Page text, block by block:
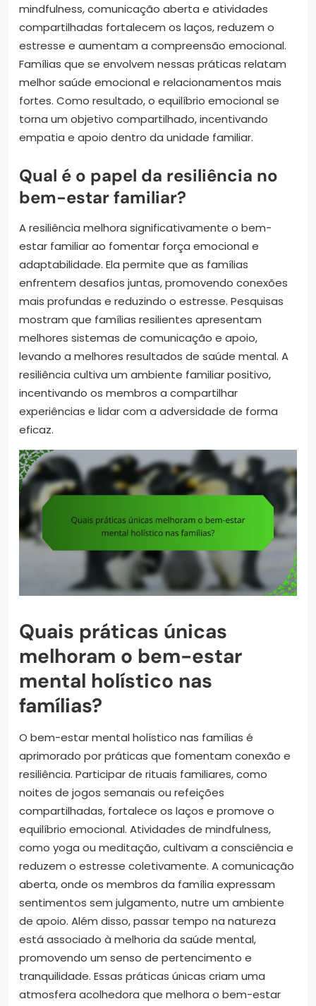
mindfulness, comunicação aberta e atividades
compartilhadas fortalecem os laços, reduzem o
estresse e aumentam a compreensão emocional.
Famílias que se envolvem nessas práticas relatam
melhor saúde emocional e relacionamentos mais
fortes. Como resultado, o equilíbrio emocional se
torna um objetivo compartilhado, incentivando
empatia e apoio dentro da unidade familiar.
Qual é o papel da resiliência no
bem-estar familiar?
A resiliência melhora significativamente o bem-
estar familiar ao fomentar força emocional e
adaptabilidade. Ela permite que as famílias
enfrentem desafios juntas, promovendo conexões
mais profundas e reduzindo o estresse. Pesquisas
mostram que famílias resilientes apresentam
melhores sistemas de comunicação e apoio,
levando a melhores resultados de saúde mental. A
resiliência cultiva um ambiente familiar positivo,
incentivando os membros a compartilhar
experiências e lidar com a adversidade de forma
eficaz.
Quais práticas únicas
melhoram o bem-estar
mental holístico nas
famílias?
O bem-estar mental holístico nas famílias é
aprimorado por práticas que fomentam conexão e
resiliência. Participar de rituais familiares, como
noites de jogos semanais ou refeições
compartilhadas, fortalece os laços e promove o
equilíbrio emocional. Atividades de mindfulness,
como yoga ou meditação, cultivam a consciência e
reduzem o estresse coletivamente. A comunicação
aberta, onde os membros da família expressam
sentimentos sem julgamento, nutre um ambiente
de apoio. Além disso, passar tempo na natureza
está associado à melhoria da saúde mental,
promovendo um senso de pertencimento e
tranquilidade. Essas práticas únicas criam uma
atmosfera acolhedora que melhora o bem-estar